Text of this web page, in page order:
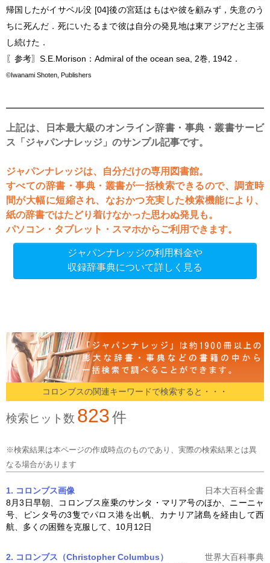
帰国したがイサベル没 [04]後の宮廷はもはや彼を顧みず，失意のう
ちに死んだ．死にいたるまで彼は自分の発見地は東アジアだと主張
し続けた．
〖参考〗S.E.Morison：Admiral of the ocean sea, 2巻, 1942．
©Iwanami Shoten, Publishers
上記は、日本最大級のオンライン辞書・事典・叢書サービ
ス「ジャパンナレッジ」のサンプル記事です。
ジャパンナレッジは、自分だけの専用図書館。
すべての辞書・事典・叢書が一括検索できるので、調査時
間が大幅に短縮され、なおかつ充実した検索機能により、
紙の辞書ではたどり着けなかった思わぬ発見も。
パソコン・タブレット・スマホからご利用できます。
ジャパンナレッジの利用料金や
収録辞事典について詳しく見る
コロンブスの関連キーワードで検索すると・・・
検索ヒット数 823件
※検索結果は本ページの作成時点のものであり、実際の検索結果とは異
なる場合があります
1. コロンブス画像
日本大百科全書
8月3日早朝、 コロンブス座乗のサンタ・マリア号のほか、ニーニャ
号、ピンタ号の3隻でパロス港を出帆、カナリア諸島を経由して西
航、多くの困難を克服して、10月12日
2. コロンブス（Christopher Columbus）
世界大百科事典